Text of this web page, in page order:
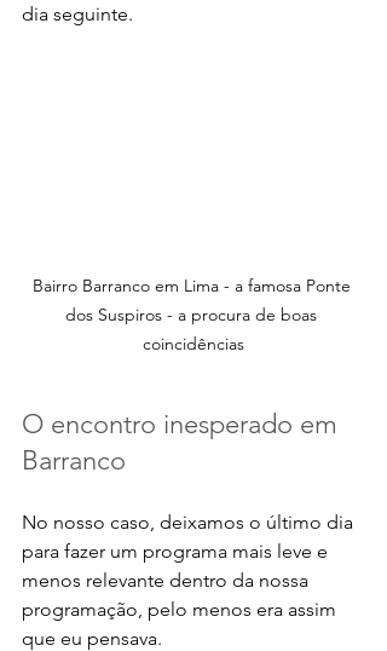
dia seguinte.
Bairro Barranco em Lima - a famosa Ponte
dos Suspiros - a procura de boas
coincidências
O encontro inesperado em
Barranco
No nosso caso, deixamos o último dia
para fazer um programa mais leve e
menos relevante dentro da nossa
programação, pelo menos era assim
que eu pensava.